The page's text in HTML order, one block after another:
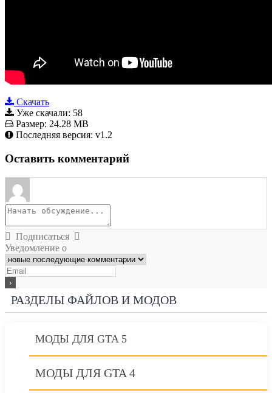
Скачать
Уже скачали: 58
Размер: 24.28 MB
Последняя версия: v1.2
Оставить комментарий
Подписаться
Уведомление о
РАЗДЕЛЫ ФАЙЛОВ И МОДОВ
МОДЫ ДЛЯ GTA 5
МОДЫ ДЛЯ GTA 4